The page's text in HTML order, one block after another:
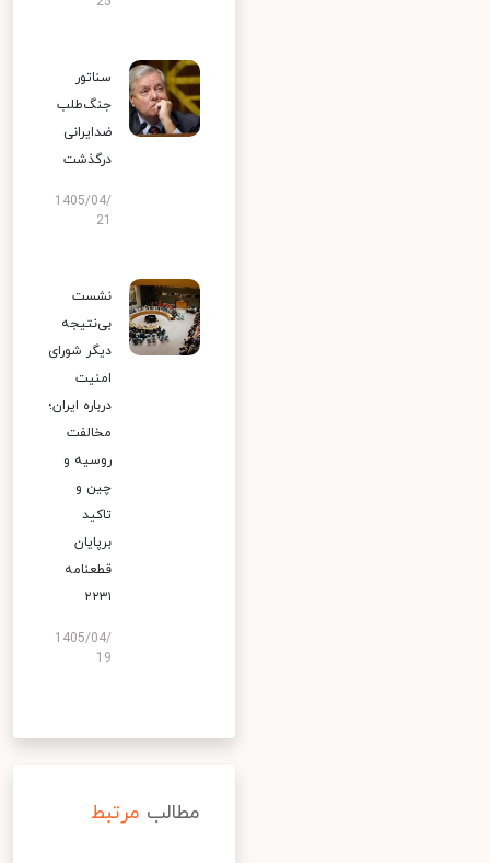
سناتور
جنگ‌طلب
ضدایرانی
درگذشت
1405/04/
نشست
بی‌نتیجه
دیگر شورای
امنیت
درباره ایران؛
مخالفت
روسیه و
چین و
تاکید
برپایان
قطعنامه
۲۲۳۱
1405/04/
19
مطالب مرتبط